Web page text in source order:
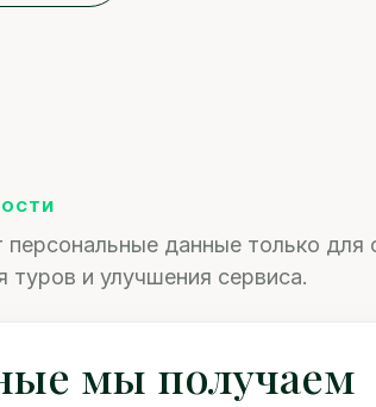
данные только для
и улучшения сервиса.
мы получаем